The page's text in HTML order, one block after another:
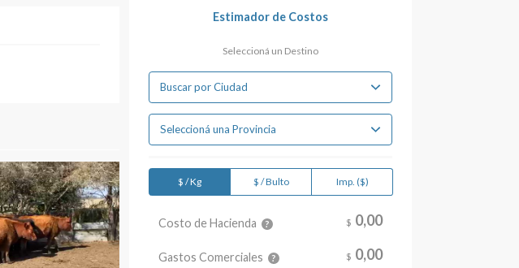
Estimador de Costos
Seleccioná un Destino
$ / Kg $ / Bulto Imp. ($)
Costo de Hacienda ? $ 0,00
Gastos Comerciales ? $ 0,00